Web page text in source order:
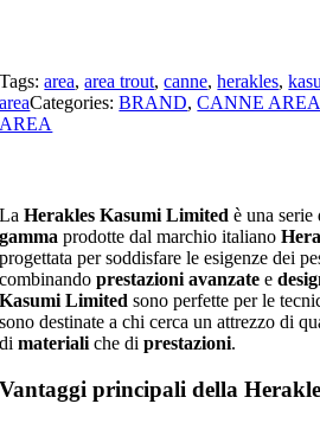
Tags:area,area trout,canne,herakles,
areaCategories:BRAND,CANNE AREA
AREA
LaHerakles Kasumi Limited è una
gamma prodotte dal marchio italiano
progettata per soddisfare le esigenze dei
combinandoprestazioni avanzate e
Kasumi Limited sono perfette per le
sono destinate a chi cerca un attrezzo di
dimateriali che diprestazioni.
Vantaggi principali della